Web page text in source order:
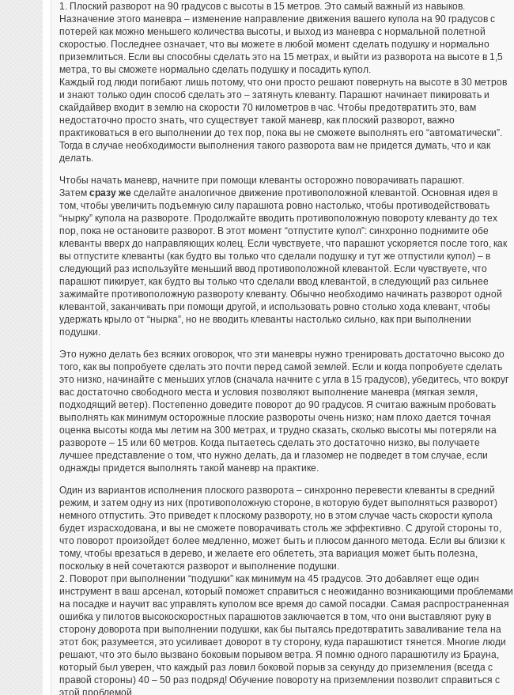
1. Плоский разворот на 90 градусов с высоты в 15 метров. Это самый важный из навыков.
Назначение этого маневра – изменение направление движения вашего купола на 90 градусов с
потерей как можно меньшего количества высоты, и выход из маневра с нормальной полетной
скоростью. Последнее означает, что вы можете в любой момент сделать подушку и нормально
приземлиться. Если вы способны сделать это на 15 метрах, и выйти из разворота на высоте в 1,5
метра, то вы сможете нормально сделать подушку и посадить купол.
Каждый год люди погибают лишь потому, что они просто решают повернуть на высоте в 30 метров
и знают только один способ сделать это – затянуть клеванту. Парашют начинает пикировать и
скайдайвер входит в землю на скорости 70 километров в час. Чтобы предотвратить это, вам
недостаточно просто знать, что существует такой маневр, как плоский разворот, важно
практиковаться в его выполнении до тех пор, пока вы не сможете выполнять его “автоматически”.
Тогда в случае необходимости выполнения такого разворота вам не придется думать, что и как
делать.
Чтобы начать маневр, начните при помощи клеванты осторожно поворачивать парашют.
Затем сразу жесделайте аналогичное движение противоположной клевантой. Основная идея в
том, чтобы увеличить подъемную силу парашюта ровно настолько, чтобы противодействовать
“нырку” купола на развороте. Продолжайте вводить противоположную повороту клеванту до тех
пор, пока не остановите разворот. В этот момент “отпустите купол”: синхронно поднимите обе
клеванты вверх до направляющих колец. Если чувствуете, что парашют ускоряется после того, как
вы отпустите клеванты (как будто вы только что сделали подушку и тут же отпустили купол) – в
следующий раз используйте меньший ввод противоположной клевантой. Если чувствуете, что
парашют пикирует, как будто вы только что сделали ввод клевантой, в следующий раз сильнее
зажимайте противоположную развороту клеванту. Обычно необходимо начинать разворот одной
клевантой, заканчивать при помощи другой, и использовать ровно столько хода клевант, чтобы
удержать крыло от “нырка”, но не вводить клеванты настолько сильно, как при выполнении
подушки.
Это нужно делать без всяких оговорок, что эти маневры нужно тренировать достаточно высоко до
того, как вы попробуете сделать это почти перед самой землей. Если и когда попробуете сделать
это низко, начинайте с меньших углов (сначала начните с угла в 15 градусов), убедитесь, что вокруг
вас достаточно свободного места и условия позволяют выполнение маневра (мягкая земля,
подходящий ветер). Постепенно доведите поворот до 90 градусов. Я считаю важным пробовать
выполнять как минимум осторожные плоские развороты очень низко; нам плохо дается точная
оценка высоты когда мы летим на 300 метрах, и трудно сказать, сколько высоты мы потеряли на
развороте – 15 или 60 метров. Когда пытаетесь сделать это достаточно низко, вы получаете
лучшее представление о том, что нужно делать, да и глазомер не подведет в том случае, если
однажды придется выполнять такой маневр на практике.
Один из вариантов исполнения плоского разворота – синхронно перевести клеванты в средний
режим, и затем одну из них (противоположную стороне, в которую будет выполняться разворот)
немного отпустить. Это приведет к плоскому развороту, но в этом случае часть скорости купола
будет израсходована, и вы не сможете поворачивать столь же эффективно. С другой стороны то,
что поворот произойдет более медленно, может быть и плюсом данного метода. Если вы близки к
тому, чтобы врезаться в дерево, и желаете его облететь, эта вариация может быть полезна,
поскольку в ней сочетаются разворот и выполнение подушки.
2. Поворот при выполнении “подушки” как минимум на 45 градусов. Это добавляет еще один
инструмент в ваш арсенал, который поможет справиться с неожиданно возникающими проблемами
на посадке и научит вас управлять куполом все время до самой посадки. Самая распространенная
ошибка у пилотов высокоскоростных парашютов заключается в том, что они выставляют руку в
сторону доворота при выполнении подушки, как бы пытаясь предотвратить заваливание тела на
этот бок; разумеется, это усиливает доворот в ту сторону, куда парашютист тянется. Многие люди
решают, что это было вызвано боковым порывом ветра. Я помню одного парашютилу из Брауна,
который был уверен, что каждый раз ловил боковой порыв за секунду до приземления (всегда с
правой стороны) 40 – 50 раз подряд! Обучение повороту на приземлении позволит справиться с
этой проблемой.